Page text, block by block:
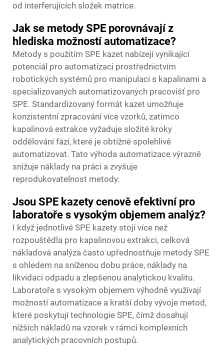
od interferujících složek matrice.
Jak se metody SPE porovnávají z
hlediska možností automatizace?
Metody s použitím SPE kazet nabízejí vynikající
potenciál pro automatizaci prostřednictvím
robotických systémů pro manipulaci s kapalinami a
specializovaných automatizovaných pracovišť pro
SPE. Standardizovaný formát kazet umožňuje
konzistentní zpracování více vzorků, zatímco
kapalinová extrakce vyžaduje složité kroky
oddělování fází, které je obtížné spolehlivě
automatizovat. Tato výhoda automatizace výrazně
snižuje náklady na práci a zvyšuje
reprodukovatelnost metody.
Jsou SPE kazety cenově efektivní pro
laboratoře s vysokým objemem analýz?
I když jednotlivé SPE kazety stojí více než
rozpouštědla pro kapalinovou extrakci, celková
nákladová analýza často upřednostňuje metody SPE
s ohledem na sníženou dobu práce, náklady na
likvidaci odpadu a zlepšenou analytickou kvalitu.
Laboratoře s vysokým objemem výhodně využívají
možností automatizace a kratší doby vývoje metod,
které poskytují technologie SPE, čímž dosahují
nižších nákladů na vzorek v rámci komplexních
analytických pracovních postupů.